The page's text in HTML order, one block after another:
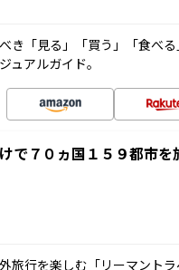
き「見る」「買う」「食べ
ュアルガイド。
で７０ヵ国１５９都市を
旅行を楽しむ「リーマント